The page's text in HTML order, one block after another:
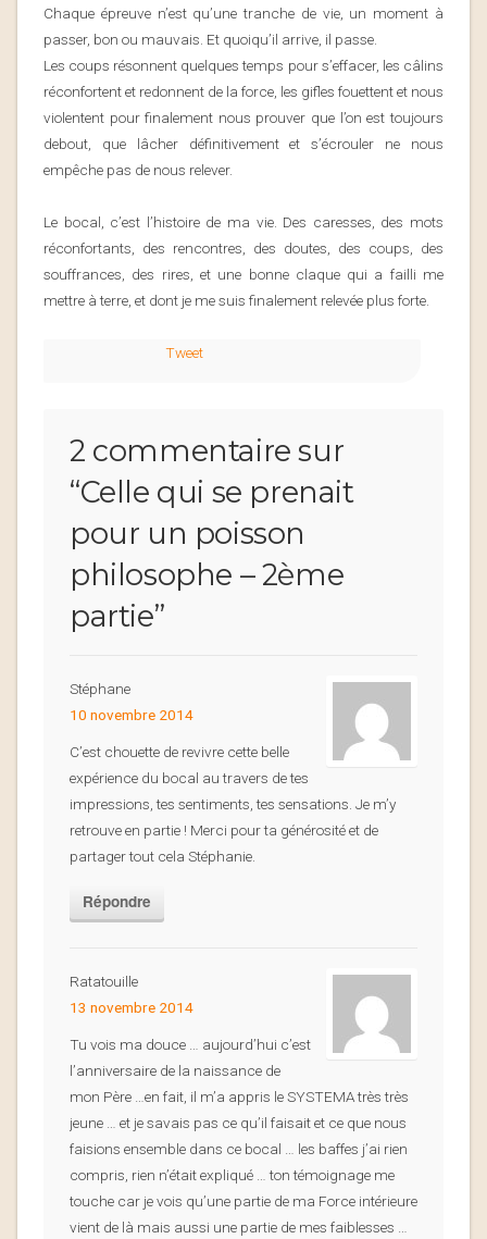
Chaque épreuve n’est qu’une tranche de vie, un moment à
passer, bon ou mauvais. Et quoiqu’il arrive, il passe.
Les coups résonnent quelques temps pour s’effacer, les câlins
réconfortent et redonnent de la force, les gifles fouettent et nous
violentent pour finalement nous prouver que l’on est toujours
debout, que lâcher définitivement et s’écrouler ne nous
empêche pas de nous relever.
Le bocal, c’est l’histoire de ma vie. Des caresses, des mots
réconfortants, des rencontres, des doutes, des coups, des
souffrances, des rires, et une bonne claque qui a failli me
mettre à terre, et dont je me suis finalement relevée plus forte.
Tweet
2 commentaire sur
“Celle qui se prenait
pour un poisson
philosophe – 2ème
partie”
Stéphane
10 novembre 2014
C’est chouette de revivre cette belle
expérience du bocal au travers de tes
impressions, tes sentiments, tes sensations. Je m’y
retrouve en partie ! Merci pour ta générosité et de
partager tout cela Stéphanie.
Répondre
Ratatouille
13 novembre 2014
Tu vois ma douce … aujourd’hui c’est
l’anniversaire de la naissance de
mon Père …en fait, il m’a appris le SYSTEMA très très
jeune … et je savais pas ce qu’il faisait et ce que nous
faisions ensemble dans ce bocal … les baffes j’ai rien
compris, rien n’était expliqué … ton témoignage me
touche car je vois qu’une partie de ma Force intérieure
vient de là mais aussi une partie de mes faiblesses …